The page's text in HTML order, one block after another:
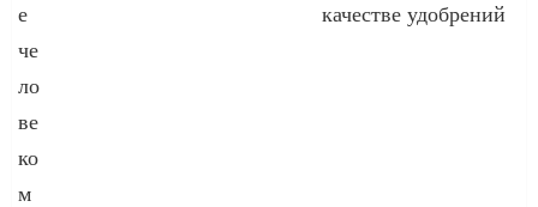
е
че
ло
ве
ко
м
качестве удобрений